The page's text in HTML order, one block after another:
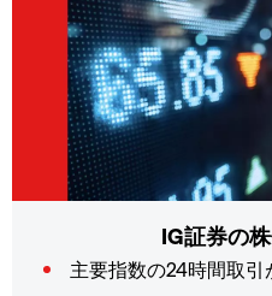
IG証券の
主要指数の24時間取引